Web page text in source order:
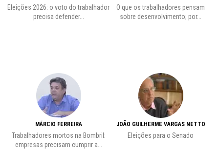
Eleições 2026: o voto do trabalhador
precisa defender...
MÁRCIO FERREIRA
Trabalhadores mortos na Bombril:
empresas precisam cumprir a...
O que os trabalhadores pensam
sobre desenvolvimento; por...
JOÃO GUILHERME VARGAS NETTO
Eleições para o Senado